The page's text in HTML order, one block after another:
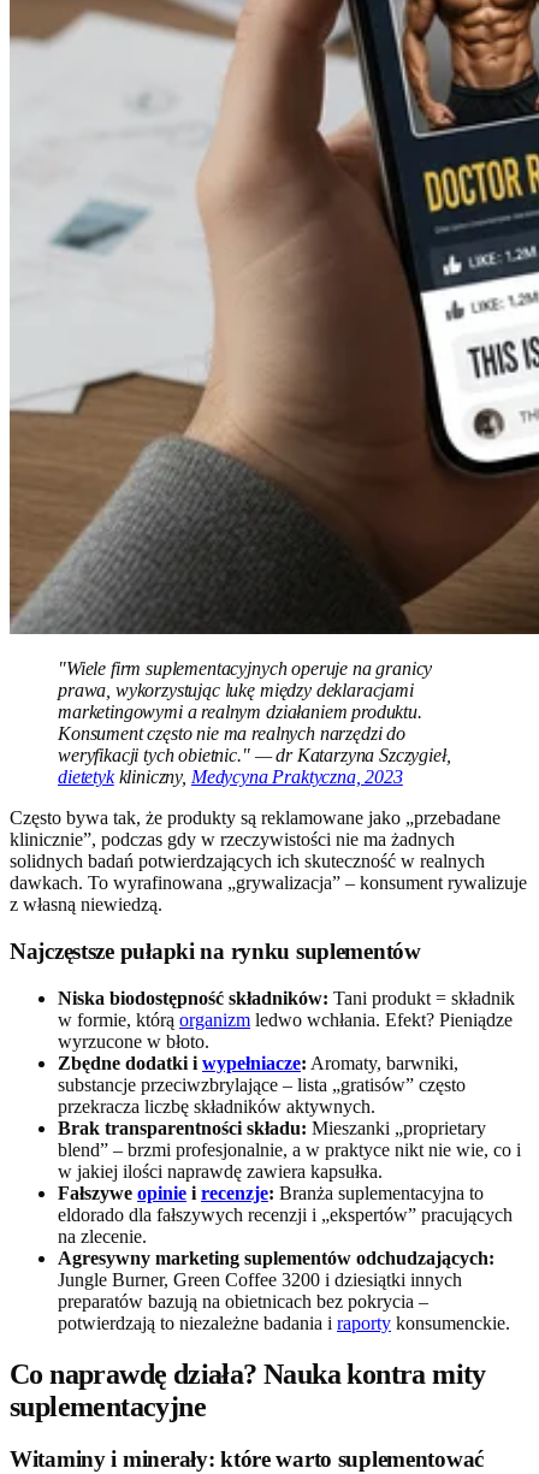
"Wiele firm suplementacyjnych operuje na granicy
prawa, wykorzystując lukę między deklaracjami
marketingowymi a realnym działaniem produktu.
Konsument często nie ma realnych narzędzi do
weryfikacji tych obietnic." — dr Katarzyna Szczygieł,
dietetykkliniczny, Medycyna Praktyczna, 2023
Często bywa tak, że produkty są reklamowane jako „przebadane
klinicznie”, podczas gdy w rzeczywistości nie ma żadnych
solidnych badań potwierdzających ich skuteczność w realnych
dawkach. To wyrafinowana „grywalizacja” – konsument rywalizuje
z własną niewiedzą.
Najczęstsze pułapki na rynku suplementów
Niska biodostępność składników: Tani produkt = składnik
w formie, którą organizm ledwo wchłania. Efekt? Pieniądze
wyrzucone w błoto.
Zbędne dodatki i wypełniacze: Aromaty, barwniki,
substancje przeciwzbrylające – lista „gratisów” często
przekracza liczbę składników aktywnych.
Brak transparentności składu: Mieszanki „proprietary
blend” – brzmi profesjonalnie, a w praktyce nikt nie wie, co i
w jakiej ilości naprawdę zawiera kapsułka.
Fałszywe opinie i recenzje: Branża suplementacyjna to
eldorado dla fałszywych recenzji i „ekspertów” pracujących
na zlecenie.
Agresywny marketing suplementów odchudzających:
Jungle Burner, Green Coffee 3200 i dziesiątki innych
preparatów bazują na obietnicach bez pokrycia –
potwierdzają to niezależne badania i raporty konsumenckie.
Co naprawdę działa? Nauka kontra mity
suplementacyjne
Witaminy i minerały: które warto suplementować